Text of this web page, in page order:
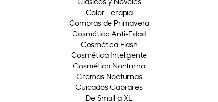
Color Terapia
Compras de Primavera
Cosmética Anti-Edad
Cosmética Flash
Cosmética Inteligente
Cosmética Nocturna
Cremas Nocturnas
Cuidados Capilares
De Small a XL